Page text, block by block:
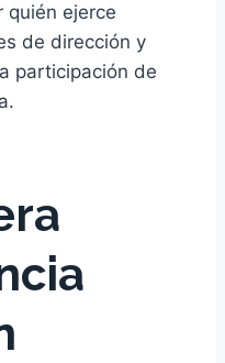
quién ejerce
de dirección y
participación de